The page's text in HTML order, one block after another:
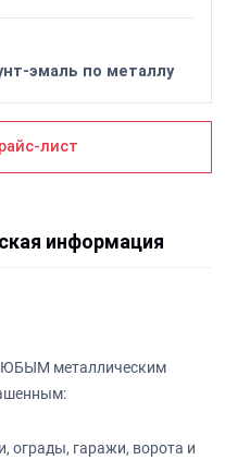
эмаль по металлу
лист
информация
металлическим
ограды, гаражи, ворота и